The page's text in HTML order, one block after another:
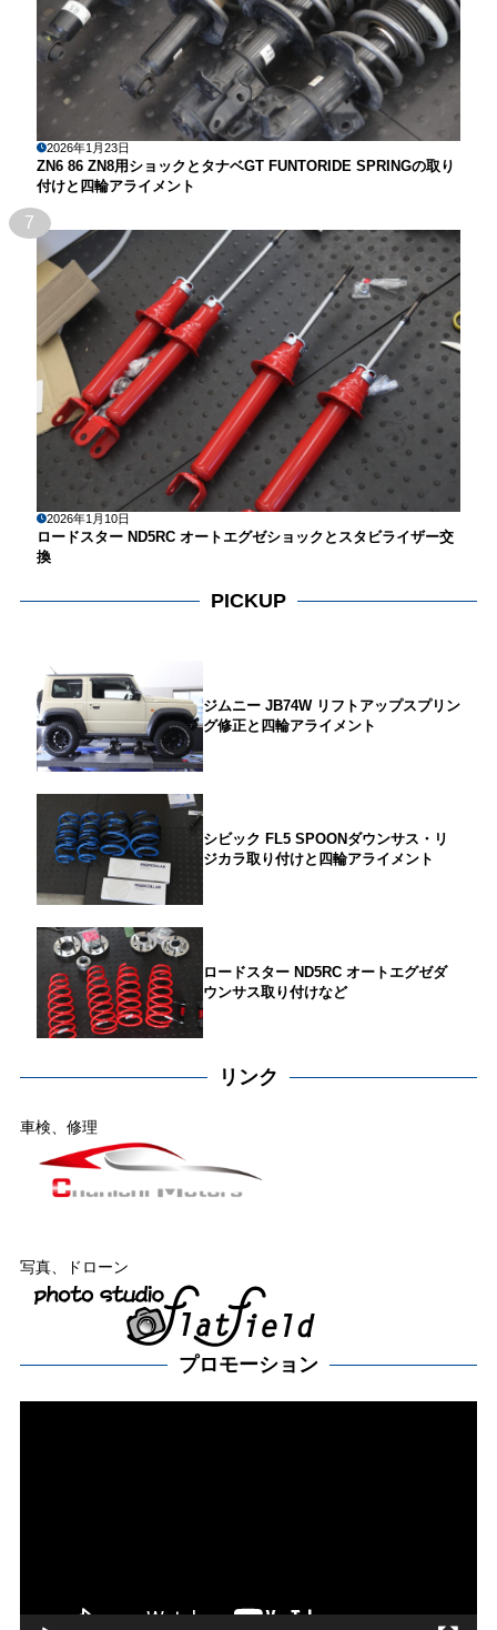
2026年1月23日
ZN6 86 ZN8用ショックとタナベGT FUNTORIDE SPRINGの取り
付けと四輪アライメント
7
2026年1月10日
ロードスター ND5RC オートエグゼショックとスタビライザー交
換
PICKUP
ジムニー JB74W リフトアップスプリン
グ修正と四輪アライメント
シビック FL5 SPOONダウンサス・リ
ジカラ取り付けと四輪アライメント
ロードスター ND5RC オートエグゼダ
ウンサス取り付けなど
リンク
車検、修理
写真、ドローン
プロモーション